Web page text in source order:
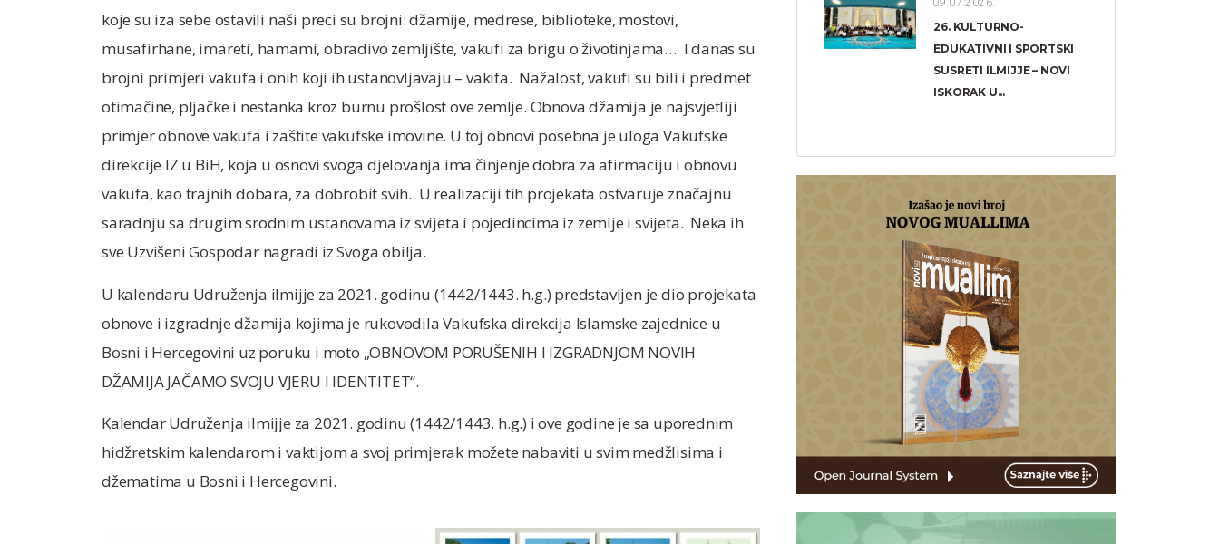
koje su iza sebe ostavili naši preci su brojni: džamije, medrese, biblioteke, mostovi,
musafirhane, imareti, hamami, obradivo zemljište, vakufi za brigu o životinjama… I danas su
brojni primjeri vakufa i onih koji ih ustanovljavaju – vakifa. Nažalost, vakufi su bili i predmet
otimačine, pljačke i nestanka kroz burnu prošlost ove zemlje. Obnova džamija je najsvjetliji
primjer obnove vakufa i zaštite vakufske imovine. U toj obnovi posebna je uloga Vakufske
direkcije IZ u BiH, koja u osnovi svoga djelovanja ima činjenje dobra za afirmaciju i obnovu
vakufa, kao trajnih dobara, za dobrobit svih. U realizaciji tih projekata ostvaruje značajnu
saradnju sa drugim srodnim ustanovama iz svijeta i pojedincima iz zemlje i svijeta. Neka ih
sve Uzvišeni Gospodar nagradi iz Svoga obilja.
U kalendaru Udruženja ilmijje za 2021. godinu (1442/1443. h.g.) predstavljen je dio projekata
obnove i izgradnje džamija kojima je rukovodila Vakufska direkcija Islamske zajednice u
Bosni i Hercegovini uz poruku i moto „OBNOVOM PORUŠENIH I IZGRADNJOM NOVIH
DŽAMIJA JAČAMO SVOJU VJERU I IDENTITET“.
Kalendar Udruženja ilmijje za 2021. godinu (1442/1443. h.g.) i ove godine je sa uporednim
hidžretskim kalendarom i vaktijom a svoj primjerak možete nabaviti u svim medžlisima i
džematima u Bosni i Hercegovini.
09.07.2026.
26. KULTURNO-
EDUKATIVNI I SPORTSKI
SUSRETI ILMIJJE – NOVI
ISKORAK U...